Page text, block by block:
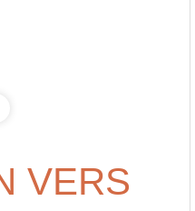
VERS